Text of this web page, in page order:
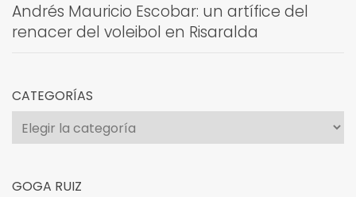
Andrés Mauricio Escobar: un artífice del
renacer del voleibol en Risaralda
CATEGORÍAS
Categorías
GOGA RUIZ